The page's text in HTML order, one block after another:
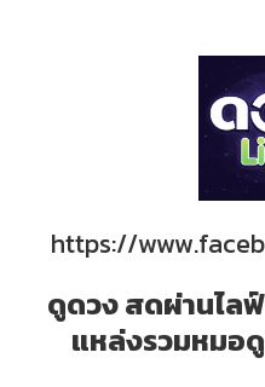
https://
ดูดวง สดผ่านไล
แหล่งรวมหมอ